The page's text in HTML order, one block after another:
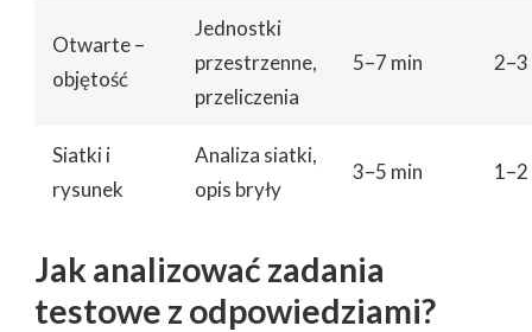
Otwarte –
objętość
Jednostki
przestrzenne,
przeliczenia
5–7 min 2–3
Siatki i
rysunek
Analiza siatki,
opis bryły
3–5 min 1–2
Jak analizować zadania
testowe z odpowiedziami?